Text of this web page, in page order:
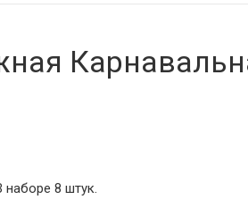
8 штук.